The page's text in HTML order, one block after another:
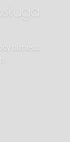
biznesu: